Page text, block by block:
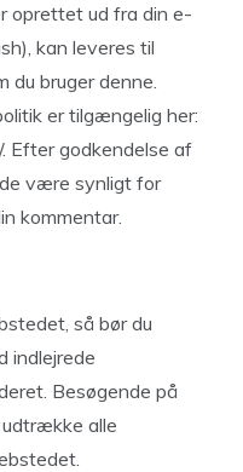
oprettet ud fra din e-
kan leveres til
du bruger denne.
er tilgængelig her:
Efter godkendelse af
være synligt for
kommentar.
så bør du
indlejrede
Besøgende på
alle